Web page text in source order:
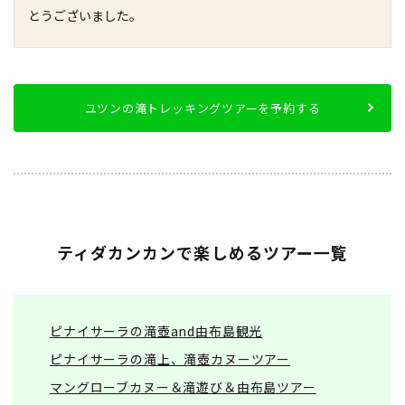
とうございました。
ユツンの滝トレッキングツアーを予約する
ティダカンカンで楽しめるツアー一覧
ピナイサーラの滝壺and由布島観光
ピナイサーラの滝上、滝壺カヌーツアー
マングローブカヌー＆滝遊び＆由布島ツアー